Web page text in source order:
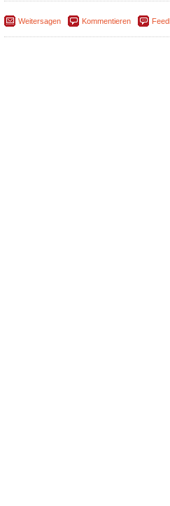
Weitersagen Kommentieren